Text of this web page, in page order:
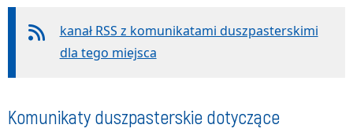
kanał RSS z komunikatami duszpasterskimi
dla tego miejsca
Komunikaty duszpasterskie dotyczące